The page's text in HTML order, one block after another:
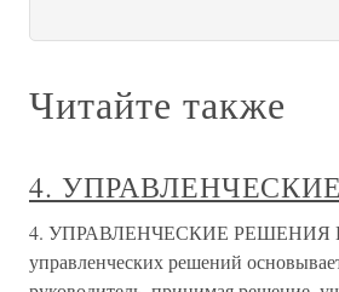
Читайте также
4.
4. УПРАВЛЕНЧЕСКИЕ РЕШЕНИЯ
управленческих решений